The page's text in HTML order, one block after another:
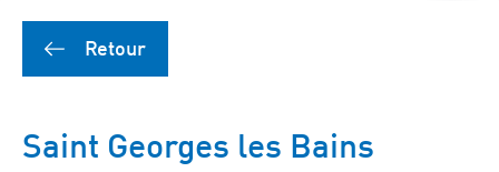
Retour
Saint Georges les Bains